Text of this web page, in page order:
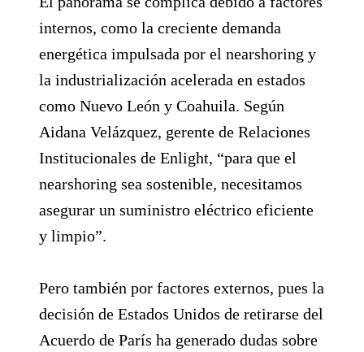
internos, como la creciente demanda
energética impulsada por el nearshoring y
la industrialización acelerada en estados
como Nuevo León y Coahuila. Según
Aidana Velázquez, gerente de Relaciones
Institucionales de Enlight, “para que el
nearshoring sea sostenible, necesitamos
asegurar un suministro eléctrico eficiente
y limpio”.
Pero también por factores externos, pues la
decisión de Estados Unidos de retirarse del
Acuerdo de París ha generado dudas sobre